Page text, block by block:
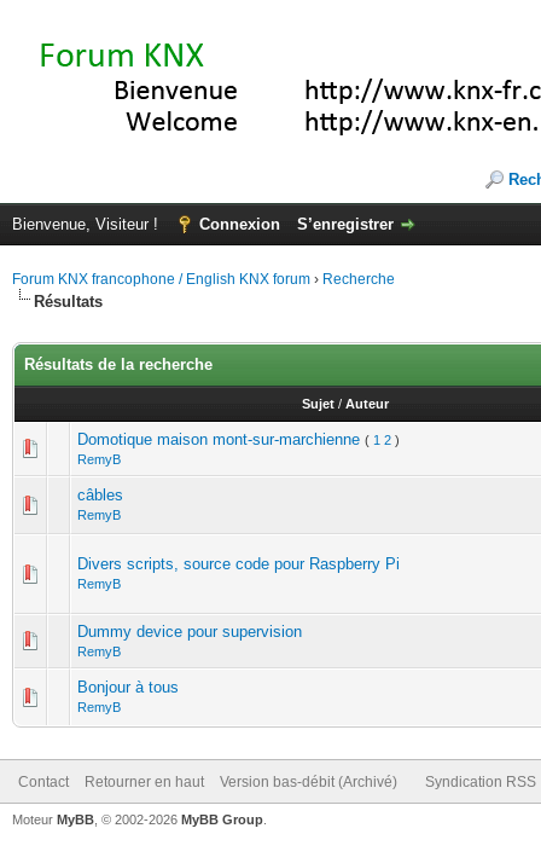
Bienvenue, Visiteur ! Connexion S’enregistrer
Forum KNX francophone / English KNX forum › Recherche
Résultats
Résultats de la recherche
Sujet / Auteur
Domotique maison mont-sur-marchienne ( 1 2 )
RemyB
câbles
RemyB
Divers scripts, source code pour Raspberry Pi
RemyB
Dummy device pour supervision
RemyB
Bonjour à tous
RemyB
Contact Retourner en haut Version bas-débit (Archivé) Syndication RSS
Moteur MyBB , © 2002-2026 MyBB Group